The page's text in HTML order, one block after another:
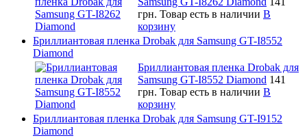
грн. Товар есть в наличии В
корзину
Бриллиантовая пленка Drobak для Samsung GT-I8552
Diamond
Бриллиантовая пленка Drobak для
Samsung GT-I8552 Diamond 141
грн. Товар есть в наличии В
корзину
Бриллиантовая пленка Drobak для Samsung GT-I9152
Diamond